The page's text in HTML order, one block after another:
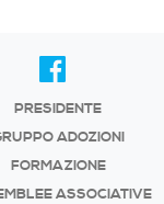
PRESIDENTE
ADOZIONI
FORMAZIONE
ASSOCIATIVE